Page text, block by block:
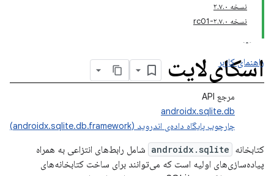
نسخه ۲.۷.۰
نسخه ۲.۷.۰-rc01
اسکای‌لایت
راهنمای کاربر
مرجع API
androidx.sqlite.db
چارچوب پایگاه داده‌ی اندروید (androidx.sqlite.db.framework)
کتابخانه androidx.sqlite شامل رابط‌های انتزاعی به همراه
پیاده‌سازی‌های اولیه است که می‌توانند برای ساخت کتابخانه‌های